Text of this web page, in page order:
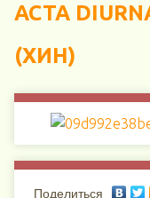
ACTA
(ХИН)
Поделиться